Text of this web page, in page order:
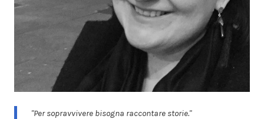
"Per sopravvivere bisogna raccontare storie."